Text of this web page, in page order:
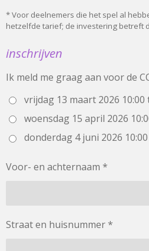
* Voor deelnemers die het spel al
hetzelfde tarief; de investering betreft
inschrijven
Ik meld me graag aan voor de
vrijdag 13 maart 2026
woensdag 15 april 2026
donderdag 4 juni 2026
Voor- en achternaam *
Straat en huisnummer *